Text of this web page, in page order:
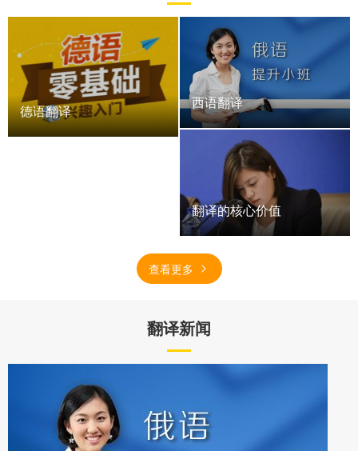
德语翻译 西语翻译
翻译的核心价值
查看更多
翻译新闻